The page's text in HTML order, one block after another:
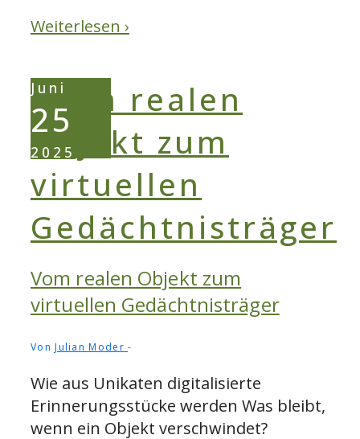
Weiterlesen ›
Juni
25
2025
Vom realen Objekt zum
virtuellen Gedächtnisträger
VonJulian Moder
Wie aus Unikaten digitalisierte
Erinnerungsstücke werden Was bleibt,
wenn ein Objekt verschwindet?